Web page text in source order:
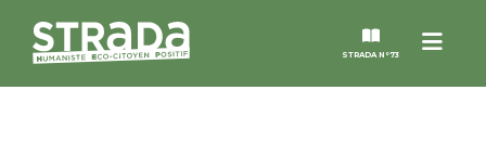
Menu
STRADA N°73